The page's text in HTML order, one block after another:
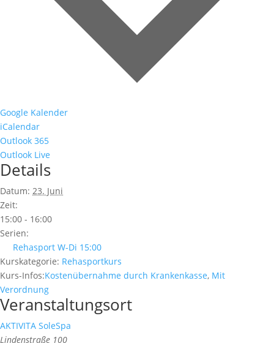
Google Kalender
iCalendar
Outlook 365
Outlook Live
Details
Datum: 23. Juni
Zeit:
15:00 - 16:00
Serien:
Rehasport W-Di 15:00
Kurskategorie: Rehasportkurs
Kurs-Infos:Kostenübernahme durch Krankenkasse, Mit
Verordnung
Veranstaltungsort
AKTIVITA SoleSpa
Lindenstraße 100